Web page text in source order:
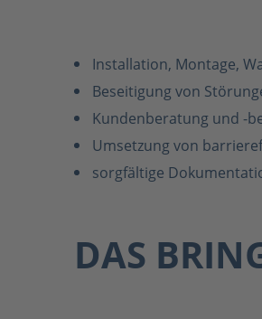
Installation, Montage,
Beseitigung von
Kundenberatung und -
Umsetzung von
sorgfältige
DAS